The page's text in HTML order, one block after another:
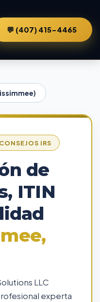
💬 (407) 415-4465
IRS
de
ITIN
LLC
experta